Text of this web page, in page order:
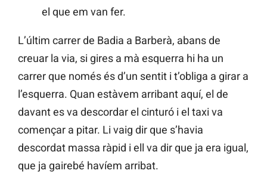
el que em van fer.
L’últim carrer de Badia a Barberà, abans de
creuar la via, si gires a mà esquerra hi ha un
carrer que només és d’un sentit i t’obliga a girar a
l’esquerra. Quan estàvem arribant aquí, el de
davant es va descordar el cinturó i el taxi va
començar a pitar. Li vaig dir que s’havia
descordat massa ràpid i ell va dir que ja era igual,
que ja gairebé havíem arribat.